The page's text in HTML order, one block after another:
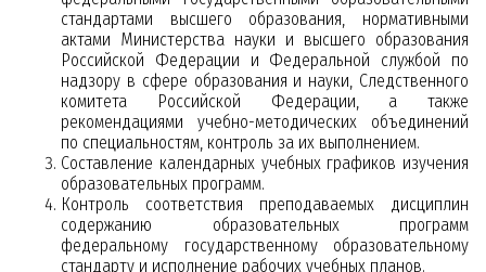
стандартами высшего образования, нормативными
актами Министерства науки и высшего образования
Российской Федерации и Федеральной службой по
надзору в сфере образования и науки, Следственного
комитета Российской Федерации, а также
рекомендациями учебно-методических объединений
по специальностям, контроль за их выполнением.
Составление календарных учебных графиков изучения
образовательных программ.
Контроль соответствия преподаваемых дисциплин
содержанию образовательных программ
федеральному государственному образовательному
стандарту и исполнение рабочих учебных планов.